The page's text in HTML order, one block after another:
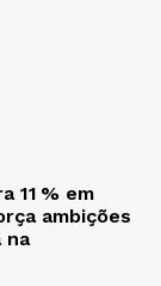
11 % em
ambições
na